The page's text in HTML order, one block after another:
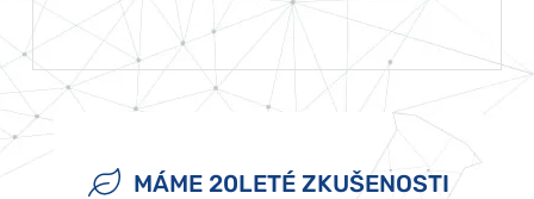
MÁME 20LETÉ ZKUŠENOSTI